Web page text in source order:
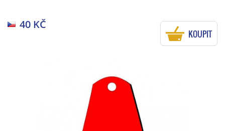
40 KČ
KOUPIT